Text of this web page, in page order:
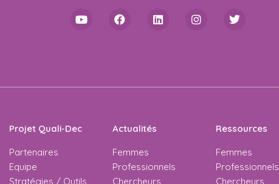
Projet Quali-Dec
Partenaires
Equipe
Stratégies / Outils
Actualités
Femmes
Professionnels
Chercheurs
Ressources
Femmes
Professionnels
Chercheurs